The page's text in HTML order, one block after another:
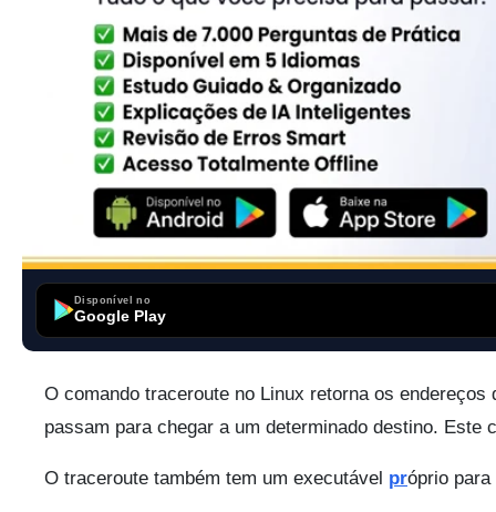
Disponível no
Google Play
O comando traceroute no Linux retorna os
passam para chegar a um determinado destino.
O traceroute também tem um executável próprio